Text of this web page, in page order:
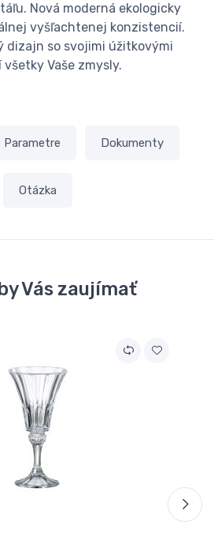
Nová moderná ekologicky
vyšľachtenej konzistencií.
dizajn so svojimi úžitkovými
Vaše zmysly.
Parametre Dokumenty
Otázka
Vás zaujímať